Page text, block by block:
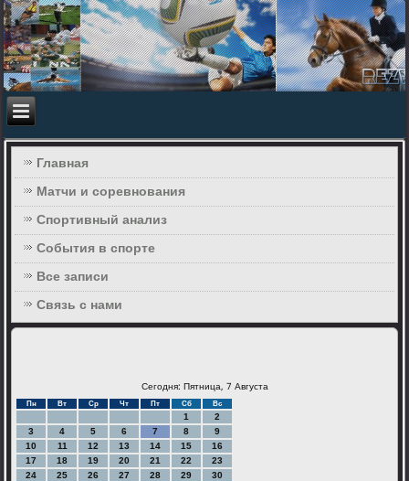
Главная
Матчи и соревнования
Спортивный анализ
События в спорте
Все записи
Связь с нами
Сегодня: Пятница, 7 Августа
Пн Вт Ср Чт Пт Сб Вс
1
2
3
4 5 6 7 8
9
10
11 12 13 14 15
16
17
18 19 20 21 22
23
24
25 26 27 28 29
30